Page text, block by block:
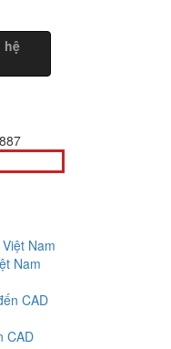
hệ
Nam
CAD